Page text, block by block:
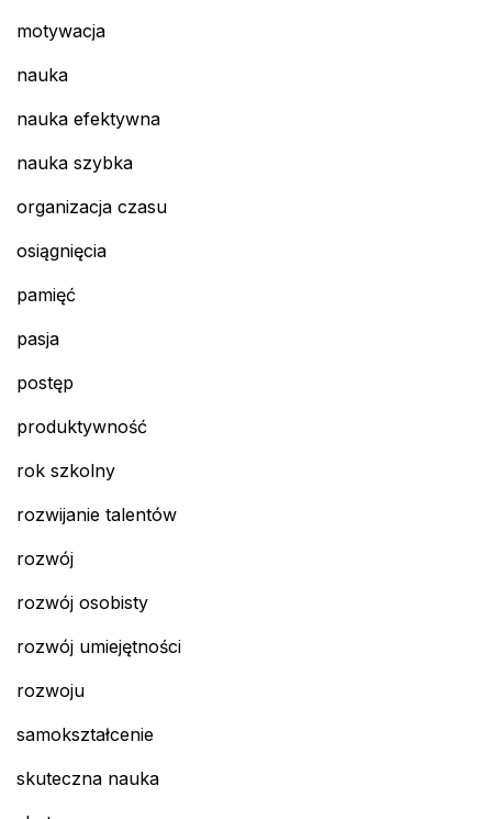
motywacja
nauka
nauka efektywna
nauka szybka
organizacja czasu
osiągnięcia
pamięć
pasja
postęp
produktywność
rok szkolny
rozwijanie talentów
rozwój
rozwój osobisty
rozwój umiejętności
rozwoju
samokształcenie
skuteczna nauka